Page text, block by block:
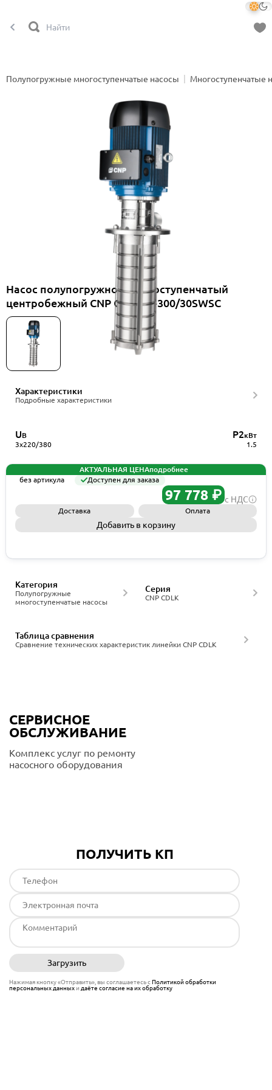
Полупогружные многоступенчатые насосы Многоступенчатые
Насос полупогружной многоступенчатый
центробежный CNP CDLKF1-300/30SWSC
Характеристики
Подробные характеристики
UВ
3x220/380
P2кВт
1.5
АКТУАЛЬНАЯ ЦЕНАподробнее
без артикула
Доступен для заказа
97 778 ₽ с НДС
Доставка Оплата
Добавить в корзину
Полупогружные
многоступенчатые насосы
Категория
CNP CDLK
Серия
Сравнение технических характеристик линейки CNP CDLK
Таблица сравнения
СЕРВИСНОЕ
ОБСЛУЖИВАНИЕ
Комплекс услуг по ремонту
насосного оборудования
ПОЛУЧИТЬ КП
Загрузить
Нажимая кнопку «Отправить», вы соглашаетесь сПолитикой обработки
персональных данныхи даёте согласие на их обработку